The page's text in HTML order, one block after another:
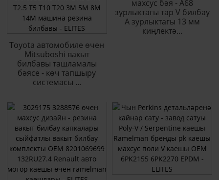
Toyota автомобиле өчен
Mitsuboshi вакыт
билбавы ташламалы
бәясе - көч тапшыру
системасы ...
махсус бәя - A68
зурлыктагы тар V билбау
A зурлыктагы 13 мм
киңлектә...